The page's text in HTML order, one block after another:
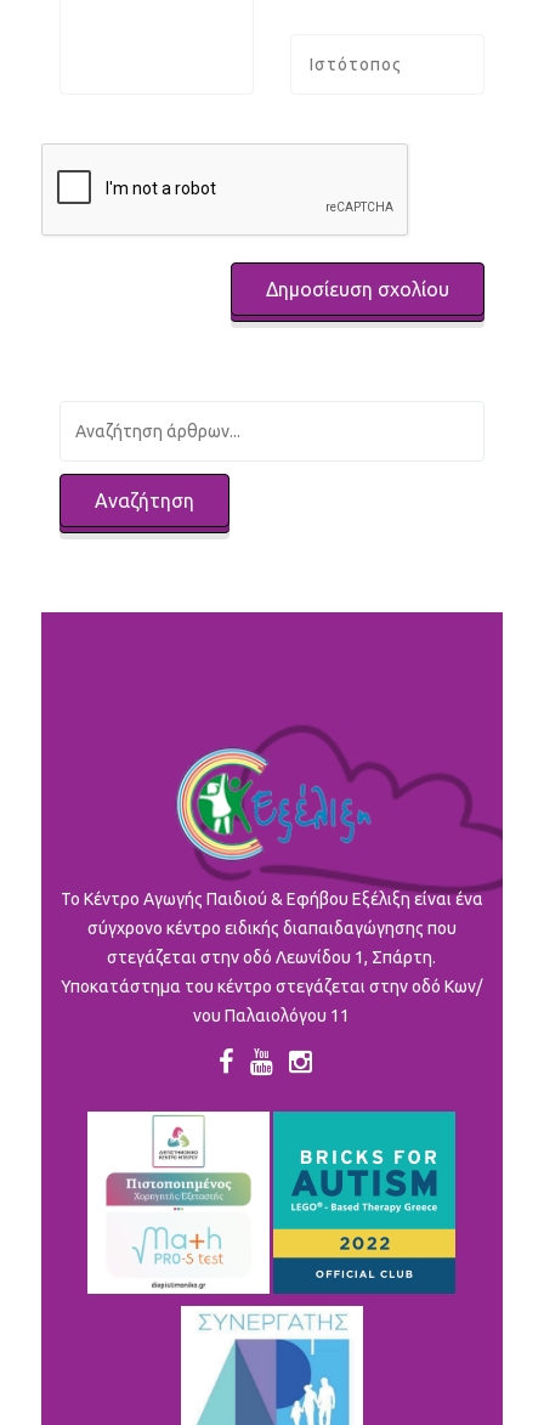
To Κέντρο Αγωγής Παιδιού & Εφήβου Εξέλιξη είναι ένα
σύγχρονο κέντρο ειδικής διαπαιδαγώγησης που
στεγάζεται στην οδό Λεωνίδου 1, Σπάρτη.
Υποκατάστημα του κέντρο στεγάζεται στην οδό Κων/
νου Παλαιολόγου 11